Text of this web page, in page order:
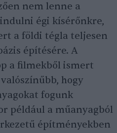
nem lenne a
égi kísérőnkre,
a földi tégla teljesen
építésére. A
a filmekből ismert
hogy
fogunk
például a műanyagból
építményekben